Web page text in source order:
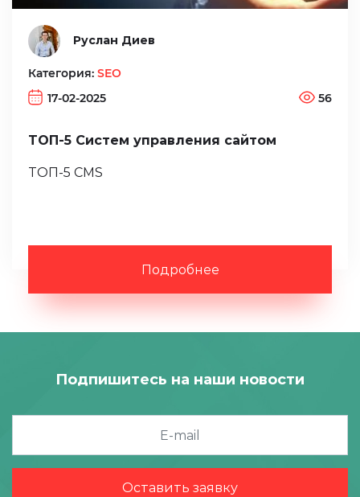
Руслан Диев
Категория: SEO
17-02-2025
56
ТОП-5 Систем управления сайтом
ТОП-5 CMS
Подробнее
Подпишитесь на наши новости
Оставить заявку